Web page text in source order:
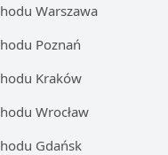
Warszawa
Poznań
Kraków
Wrocław
Gdańsk